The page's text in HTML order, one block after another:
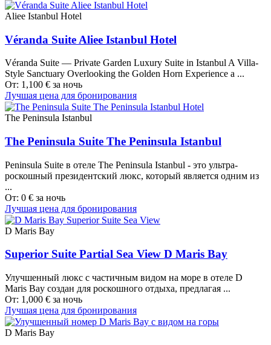
Aliee Istanbul Hotel
Véranda Suite Aliee Istanbul Hotel
Véranda Suite — Private Garden Luxury Suite in Istanbul A Villa-
Style Sanctuary Overlooking the Golden Horn Experience a ...
От: 1,100 € за ночь
Лучшая цена для бронирования
The Peninsula Istanbul
The Peninsula Suite The Peninsula Istanbul
Peninsula Suite в отеле The Peninsula Istanbul - это ультра-
роскошный президентский люкс, который является одним из
...
От: 0 € за ночь
Лучшая цена для бронирования
D Maris Bay
Superior Suite Partial Sea View D Maris Bay
Улучшенный люкс с частичным видом на море в отеле D
Maris Bay создан для роскошного отдыха, предлагая ...
От: 1,000 € за ночь
Лучшая цена для бронирования
D Maris Bay